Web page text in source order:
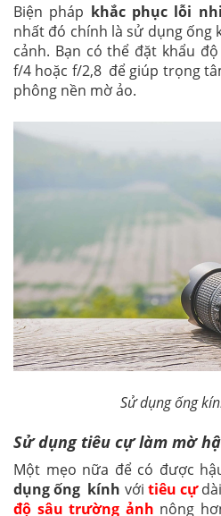
Biện pháp khắc phục lỗi
nhất đó chính là sử dụng ống
cảnh. Bạn có thể đặt khẩu
f/4 hoặc f/2,8 để giúp trọng
phông nền mờ ảo.
Sử dụng ống
Sử dụng tiêu cự làm mờ
Một mẹo nữa để có được
dụng ống kính với tiêu cự
độ sâu trường ảnh nông